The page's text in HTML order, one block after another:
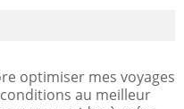
optimiser mes voyages
au meilleur